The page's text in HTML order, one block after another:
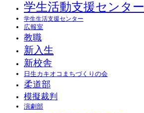
学生活動支援センター
学生生活支援センター
広報室
教職
新入生
新校舎
日生カキオコまちづくりの会
柔道部
模擬裁判
演劇部